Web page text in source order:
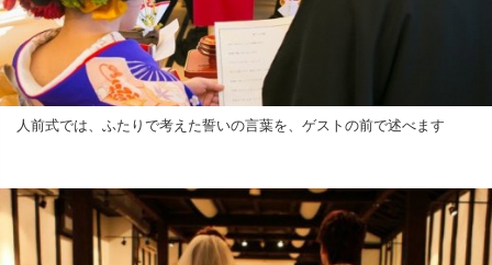
人前式では、ふたりで考えた誓いの言葉を、ゲストの前で述べます